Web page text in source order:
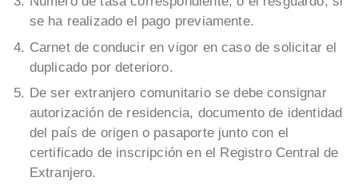
se ha realizado el pago previamente.
Carnet de conducir en vigor en caso de solicitar el
duplicado por deterioro.
De ser extranjero comunitario se debe consignar
autorización de residencia, documento de identidad
del país de origen o pasaporte junto con el
certificado de inscripción en el Registro Central de
Extranjero.